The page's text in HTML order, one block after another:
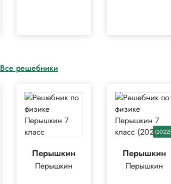
Все решебники
Перышкин
Перышкин
(2022)
Перышкин
Перышкин